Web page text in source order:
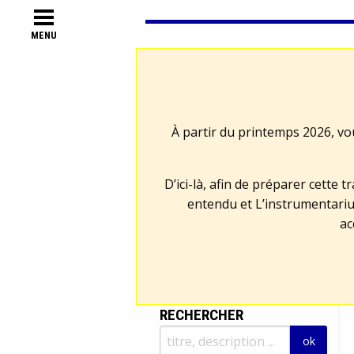
MENU
À partir du printemps 2026,
D’ici-là, afin de préparer cette
entendu et
RECHERCHER